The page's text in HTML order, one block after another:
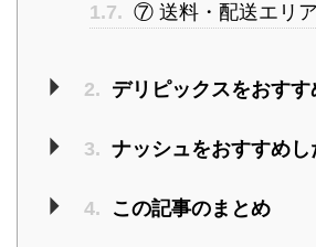
1.7. ⑦ 送料・配送エリ
2. デリピックスをおすす
3. ナッシュをおすすめし
4. この記事のまとめ